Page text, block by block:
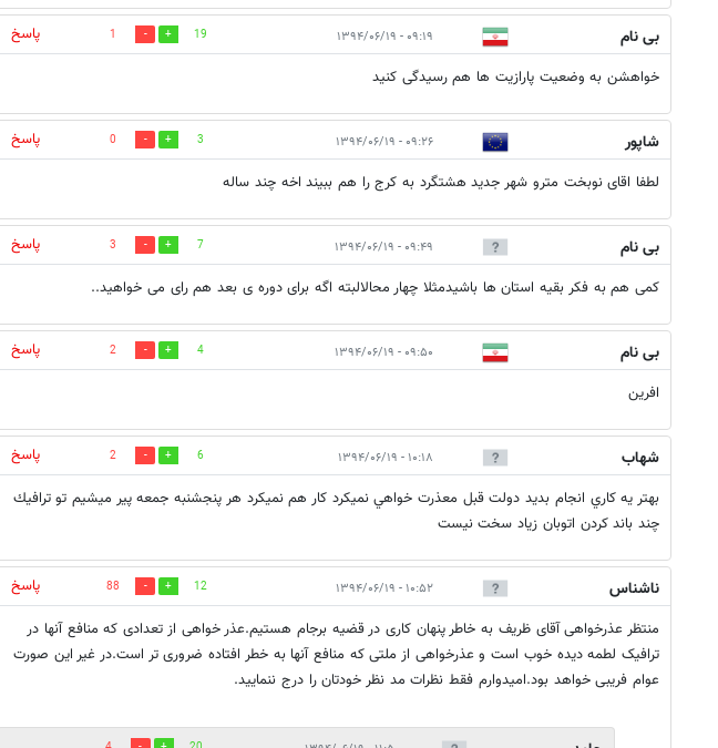
بی نام ۰۹:۱۹ - ۱۳۹۴/۰۶/۱۹ 19
1
پاسخ
خواهشن به وضعیت پارازیت ها هم رسیدگی کنید
شاپور ۰۹:۲۶ - ۱۳۹۴/۰۶/۱۹ 3
0
پاسخ
لطفا اقای نوبخت مترو شهر جدید هشتگرد به کرج را هم ببیند اخه چند ساله
بی نام ۰۹:۴۹ - ۱۳۹۴/۰۶/۱۹ 7
3
پاسخ
کمی هم به فکر بقیه استان ها باشیدمثلا چهار محالالبته اگه برای دوره ی بعد هم رای می خواهید..
بی نام ۰۹:۵۰ - ۱۳۹۴/۰۶/۱۹ 4
2
پاسخ
افرین
شهاب ۱۰:۱۸ - ۱۳۹۴/۰۶/۱۹ 6
2
پاسخ
بهتر يه كاري انجام بديد دولت قبل معذرت خواهي نميكرد كار هم نميكرد هر پنجشنبه جمعه پير ميشيم تو ترافيك
چند باند كردن اتوبان زياد سخت نيست
ناشناس ۱۰:۵۲ - ۱۳۹۴/۰۶/۱۹ 12
88
پاسخ
منتظر عذرخواهی آقای ظریف به خاطر پنهان کاری در قضیه برجام هستیم.عذر خواهی از تعدادی که منافع آنها در
ترافیک لطمه دیده خوب است و عذرخواهی از ملتی که منافع آنها به خطر افتاده ضروری تر است.در غیر این صورت
عوام فریبی خواهد بود.امیدوارم فقط نظرات مد نظر خودتان را درج ننمایید.